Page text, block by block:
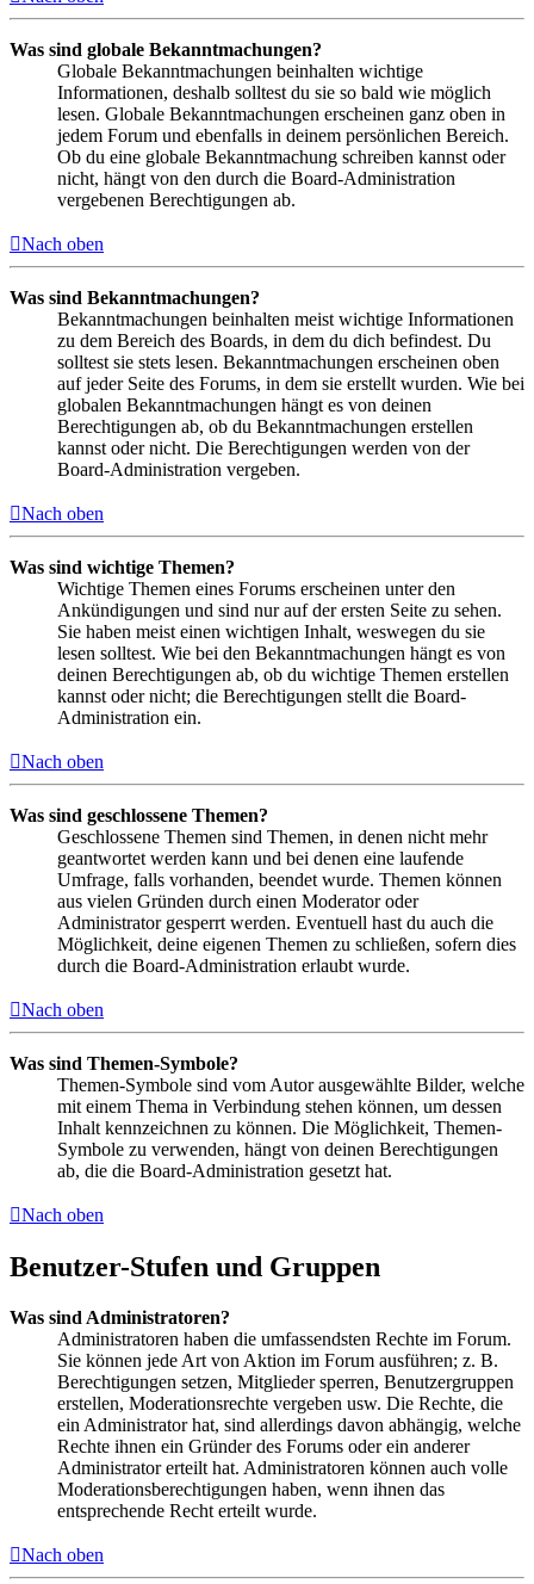
Was sind globale Bekanntmachungen?
Globale Bekanntmachungen beinhalten wichtige
Informationen, deshalb solltest du sie so bald wie möglich
lesen. Globale Bekanntmachungen erscheinen ganz oben in
jedem Forum und ebenfalls in deinem persönlichen Bereich.
Ob du eine globale Bekanntmachung schreiben kannst oder
nicht, hängt von den durch die Board-Administration
vergebenen Berechtigungen ab.
Nach oben
Was sind Bekanntmachungen?
Bekanntmachungen beinhalten meist wichtige Informationen
zu dem Bereich des Boards, in dem du dich befindest. Du
solltest sie stets lesen. Bekanntmachungen erscheinen oben
auf jeder Seite des Forums, in dem sie erstellt wurden. Wie bei
globalen Bekanntmachungen hängt es von deinen
Berechtigungen ab, ob du Bekanntmachungen erstellen
kannst oder nicht. Die Berechtigungen werden von der
Board-Administration vergeben.
Nach oben
Was sind wichtige Themen?
Wichtige Themen eines Forums erscheinen unter den
Ankündigungen und sind nur auf der ersten Seite zu sehen.
Sie haben meist einen wichtigen Inhalt, weswegen du sie
lesen solltest. Wie bei den Bekanntmachungen hängt es von
deinen Berechtigungen ab, ob du wichtige Themen erstellen
kannst oder nicht; die Berechtigungen stellt die Board-
Administration ein.
Nach oben
Was sind geschlossene Themen?
Geschlossene Themen sind Themen, in denen nicht mehr
geantwortet werden kann und bei denen eine laufende
Umfrage, falls vorhanden, beendet wurde. Themen können
aus vielen Gründen durch einen Moderator oder
Administrator gesperrt werden. Eventuell hast du auch die
Möglichkeit, deine eigenen Themen zu schließen, sofern dies
durch die Board-Administration erlaubt wurde.
Nach oben
Was sind Themen-Symbole?
Themen-Symbole sind vom Autor ausgewählte Bilder, welche
mit einem Thema in Verbindung stehen können, um dessen
Inhalt kennzeichnen zu können. Die Möglichkeit, Themen-
Symbole zu verwenden, hängt von deinen Berechtigungen
ab, die die Board-Administration gesetzt hat.
Nach oben
Benutzer-Stufen und Gruppen
Was sind Administratoren?
Administratoren haben die umfassendsten Rechte im Forum.
Sie können jede Art von Aktion im Forum ausführen; z. B.
Berechtigungen setzen, Mitglieder sperren, Benutzergruppen
erstellen, Moderationsrechte vergeben usw. Die Rechte, die
ein Administrator hat, sind allerdings davon abhängig, welche
Rechte ihnen ein Gründer des Forums oder ein anderer
Administrator erteilt hat. Administratoren können auch volle
Moderationsberechtigungen haben, wenn ihnen das
entsprechende Recht erteilt wurde.
Nach oben